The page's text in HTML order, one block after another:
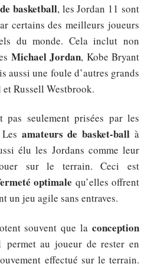
basketball, les Jordan 11 sont
certains des meilleurs joueurs
du monde. Cela inclut non
Michael Jordan, Kobe Bryant
aussi une foule d’autres grands
Russell Westbrook.
pas seulement prisées par les
amateurs de basket-ball à
élu les Jordans comme leur
sur le terrain. Ceci est
optimale qu’elles offrent
un jeu agile sans entraves.
souvent que la conception
permet au joueur de rester en
effectué sur le terrain.